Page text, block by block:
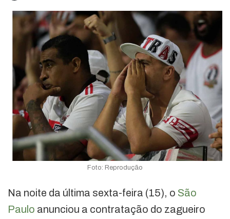
Foto: Reprodução
Na noite da última sexta-feira (15), o São
Paulo anunciou a contratação do zagueiro